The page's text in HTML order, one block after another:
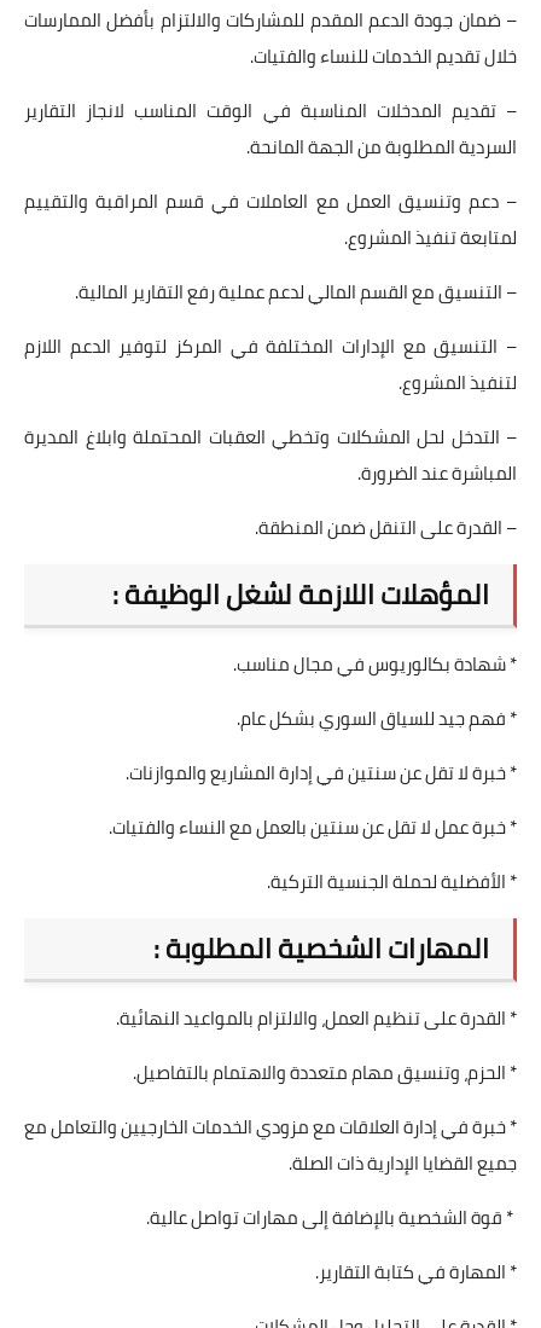
– ضمان جودة الدعم المقدم للمشاركات والالتزام بأفضل الممارسات
خلال تقديم الخدمات للنساء والفتيات.
– تقديم المدخلات المناسبة في الوقت المناسب لانجاز التقارير
السردية المطلوبة من الجهة المانحة.
– دعم وتنسيق العمل مع العاملات في قسم المراقبة والتقييم
لمتابعة تنفيذ المشروع.
– التنسيق مع القسم المالي لدعم عملية رفع التقارير المالية.
– التنسيق مع الإدارات المختلفة في المركز لتوفير الدعم اللازم
لتنفيذ المشروع.
– التدخل لحل المشكلات وتخطي العقبات المحتملة وابلاغ المديرة
المباشرة عند الضرورة.
– القدرة على التنقل ضمن المنطقة.
المؤهلات اللازمة لشغل الوظيفة :
* شهادة بكالوريوس في مجال مناسب.
* فهم جيد للسياق السوري بشكل عام.
* خبرة لا تقل عن سنتين في إدارة المشاريع والموازنات.
* خبرة عمل لا تقل عن سنتين بالعمل مع النساء والفتيات.
* الأفضلية لحملة الجنسية التركية.
المهارات الشخصية المطلوبة :
* القدرة على تنظيم العمل، والالتزام بالمواعيد النهائية.
* الحزم، وتنسيق مهام متعددة والاهتمام بالتفاصيل.
* خبرة في إدارة العلاقات مع مزودي الخدمات الخارجيين والتعامل مع
جميع القضايا الإدارية ذات الصلة.
* قوة الشخصية بالإضافة إلى مهارات تواصل عالية.
* المهارة في كتابة التقارير.